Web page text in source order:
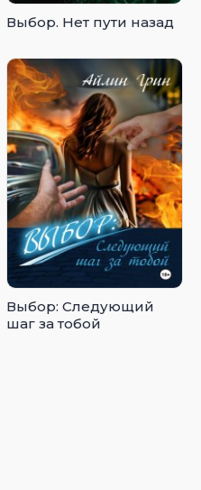
Выбор. Нет пути назад
Выбор: Следующий
шаг за тобой